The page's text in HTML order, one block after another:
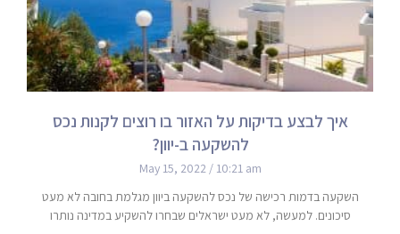
איך לבצע בדיקות על האזור בו רוצים לקנות נכס
להשקעה ב-יוון?
May 15, 2022 10:21 am
השקעה בדמות רכישה של נכס להשקעה ביוון מגלמת בחובה לא מעט
סיכונים. למעשה, לא מעט ישראלים שבחרו להשקיע במדינה נותרו